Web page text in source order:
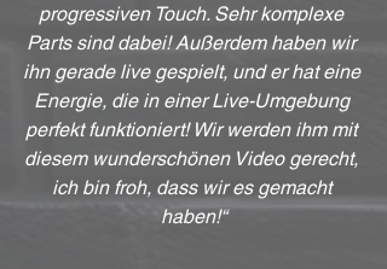
progressiven Touch. Sehr komplexe
Parts sind dabei! Außerdem haben wir
ihn gerade live gespielt, und er hat eine
Energie, die in einer Live-Umgebung
perfekt funktioniert! Wir werden ihm mit
diesem wunderschönen Video gerecht,
ich bin froh, dass wir es gemacht
haben!“